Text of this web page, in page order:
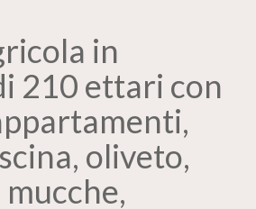
in
210 ettari con
oliveto,